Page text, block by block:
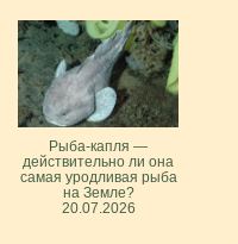
Рыба-капля —
действительно ли она
самая уродливая рыба
на Земле?
20.07.2026